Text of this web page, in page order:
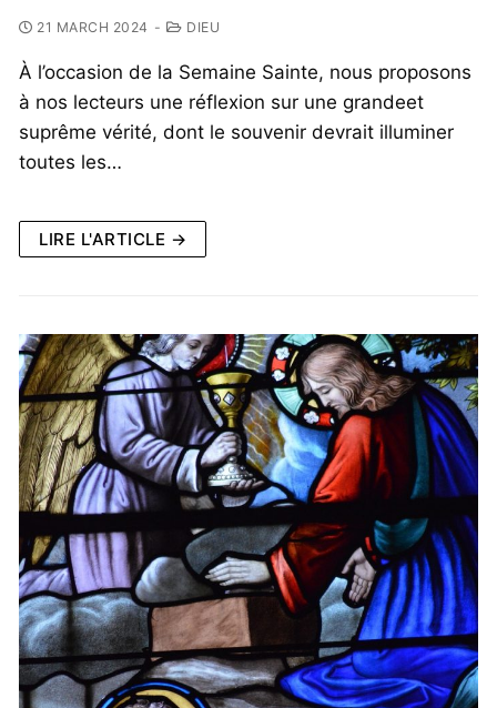
21 MARCH 2024 - DIEU
À l’occasion de la Semaine Sainte, nous proposons
à nos lecteurs une réflexion sur une grandeet
suprême vérité, dont le souvenir devrait illuminer
toutes les…
LIRE L'ARTICLE →